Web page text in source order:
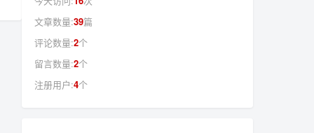
文章数量:39篇
评论数量:2个
留言数量:2个
注册用户:4个